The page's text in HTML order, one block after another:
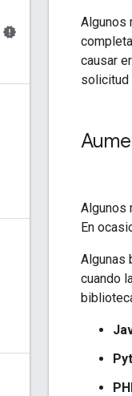
Algunos
causar
solicitud
Algunos
En
Algunas
cuando